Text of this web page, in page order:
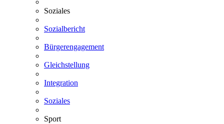
Soziales
Sozialbericht
Bürgerengagement
Gleichstellung
Integration
Soziales
Sport